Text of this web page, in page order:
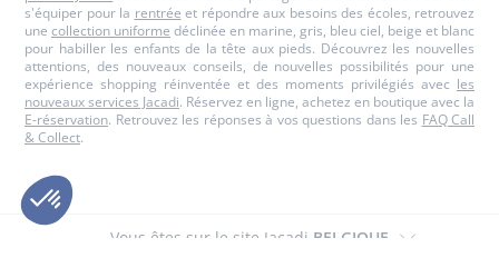
s'équiper pour la rentrée et répondre aux besoins des écoles, retrouvez
une collection uniforme déclinée en marine, gris, bleu ciel, beige et blanc
pour habiller les enfants de la tête aux pieds. Découvrez les nouvelles
attentions, des nouveaux conseils, de nouvelles possibilités pour une
expérience shopping réinventée et des moments privilégiés avec les
nouveaux services Jacadi. Réservez en ligne, achetez en boutique avec la
E-réservation. Retrouvez les réponses à vos questions dans les FAQ Call
& Collect.
Vous êtes sur le site Jacadi BELGIQUE